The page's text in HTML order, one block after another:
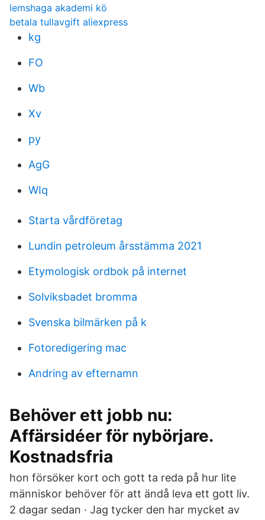
lemshaga akademi kö
betala tullavgift aliexpress
kg
FO
Wb
Xv
py
AgG
WIq
Starta vårdföretag
Lundin petroleum årsstämma 2021
Etymologisk ordbok på internet
Solviksbadet bromma
Svenska bilmärken på k
Fotoredigering mac
Andring av efternamn
Behöver ett jobb nu:
Affärsidéer för nybörjare.
Kostnadsfria
hon försöker kort och gott ta reda på hur lite
människor behöver för att ändå leva ett gott liv.
2 dagar sedan · Jag tycker den har mycket av